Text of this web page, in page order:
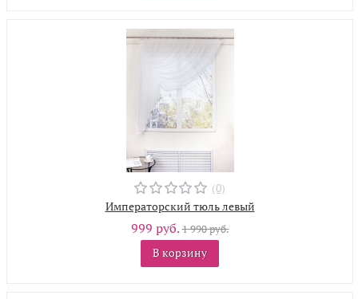
(0)
Императорский тюль левый
999 руб.1 990 руб.
В корзину